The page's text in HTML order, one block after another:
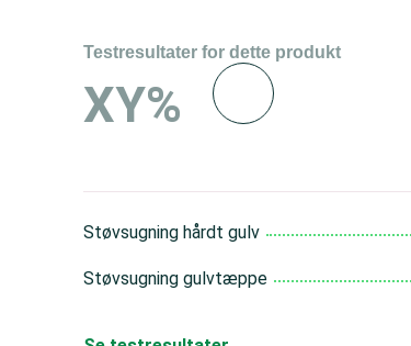
Testresultater for dette produkt
XY%
Støvsugning hårdt gulv
Støvsugning gulvtæppe